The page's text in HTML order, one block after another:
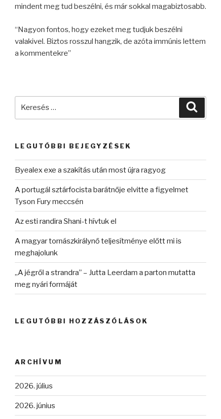
mindent meg tud beszélni, és már sokkal magabiztosabb.
“Nagyon fontos, hogy ezeket meg tudjuk beszélni
valakivel. Biztos rosszul hangzik, de azóta immúnis lettem
a kommentekre”
LEGUTÓBBI BEJEGYZÉSEK
Byealex exe a szakítás után most újra ragyog
A portugál sztárfocista barátnője elvitte a figyelmet
Tyson Fury meccsén
Az esti randira Shani-t hívtuk el
A magyar tornászkirálynő teljesítménye előtt mi is
meghajolunk
„A jégről a strandra” – Jutta Leerdam a parton mutatta
meg nyári formáját
LEGUTÓBBI HOZZÁSZÓLÁSOK
ARCHÍVUM
2026. július
2026. június